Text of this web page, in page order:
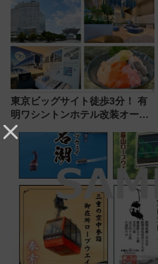
「新・鉄道ひとり旅」279回目
の舞台は「島原鉄道」
東京ビッグサイト徒歩3分！ 有
明ワシントンホテル改装オープ
ン直前「ゆりかもめ運転台付き
客室」や海鮮丼が人気の朝食ビ
ュッフェを現地レポ